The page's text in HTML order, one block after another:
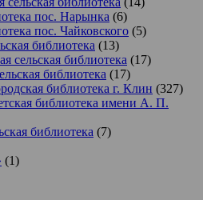
пос. Нарынка (6)
пос. Чайковского (5)
библиотека (13)
сельская библиотека (17)
библиотека (17)
библиотека г. Клин (327)
библиотека имени А. П.
библиотека (7)
(1)